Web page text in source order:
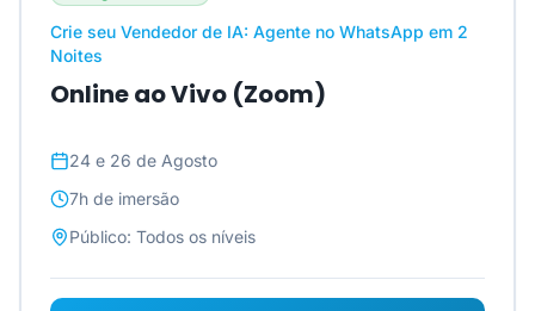
Crie seu Vendedor de IA: Agente no WhatsApp em 2
Noites
Online ao Vivo (Zoom)
24 e 26 de Agosto
7h de imersão
Público: Todos os níveis